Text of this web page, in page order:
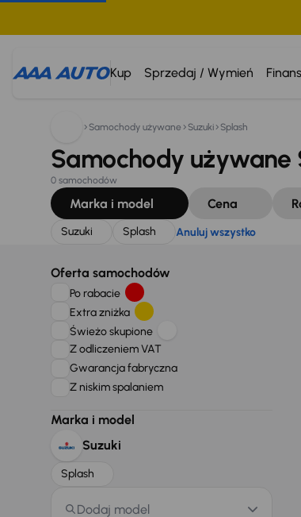
Kup Sprzedaj / Wymień
Szukam: Anuluj wszystko
Samochody używane Suzuki Splash
Samochody używane
0 samochodów
Marka i model Cena
Suzuki Splash Anuluj wszystko
Oferta samochodów
Po rabacie
Extra zniżka
Świeżo skupione
Z odliczeniem VAT
Gwarancja fabryczna
Z niskim spalaniem
Marka i model
Suzuki
Splash
Dodaj model